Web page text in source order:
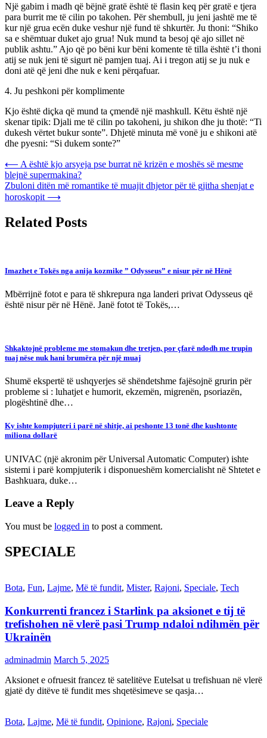
Një gabim i madh që bëjnë gratë është të flasin keq për gratë e tjera
para burrit me të cilin po takohen. Për shembull, ju jeni jashtë me të
kur një grua ecën duke veshur një fund të shkurtër. Ju thoni: “Shiko
sa e shëmtuar duket ajo grua! Nuk mund ta besoj që ajo sillet në
publik ashtu.” Ajo që po bëni kur bëni komente të tilla është t’i thoni
atij se nuk jeni të sigurt në pamjen tuaj. Ai i tregon atij se ju nuk e
doni atë që jeni dhe nuk e keni përqafuar.
4. Ju peshkoni për komplimente
Kjo është diçka që mund ta çmendë një mashkull. Këtu është një
skenar tipik: Djali me të cilin po takoheni, ju shikon dhe ju thotë: “Ti
dukesh vërtet bukur sonte”. Dhjetë minuta më vonë ju e shikoni atë
dhe pyesni: “Si dukem sonte?”
Post
navigation
⟵ A është kjo arsyeja pse burrat në krizën e moshës së mesme
blejnë supermakina?
Zbuloni ditën më romantike të muajit dhjetor për të gjitha shenjat e
horoskopit ⟶
Related Posts
Imazhet e Tokës nga anija kozmike ” Odysseus” e nisur për në Hënë
Mbërrijnë fotot e para të shkrepura nga landeri privat Odysseus që
është nisur për në Hënë. Janë fotot të Tokës,…
Shkaktojnë probleme me stomakun dhe tretjen, por çfarë ndodh me trupin
tuaj nëse nuk hani brumëra për një muaj
Shumë ekspertë të ushqyerjes së shëndetshme fajësojnë grurin për
probleme si : luhatjet e humorit, ekzemën, migrenën, psoriazën,
plogështinë dhe…
Ky ishte kompjuteri i parë në shitje, ai peshonte 13 tonë dhe kushtonte
miliona dollarë
UNIVAC (një akronim për Universal Automatic Computer) ishte
sistemi i parë kompjuterik i disponueshëm komercialisht në Shtetet e
Bashkuara, duke…
Leave a Reply
You must be logged in to post a comment.
SPECIALE
Bota, Fun, Lajme, Më të fundit, Mister, Rajoni, Speciale, Tech
Konkurrenti francez i Starlink pa aksionet e tij të
trefishohen në vlerë pasi Trump ndaloi ndihmën për
Ukrainën
adminadmin March 5, 2025
Aksionet e ofruesit francez të satelitëve Eutelsat u trefishuan në vlerë
gjatë dy ditëve të fundit mes shqetësimeve se qasja…
Bota, Lajme, Më të fundit, Opinione, Rajoni, Speciale